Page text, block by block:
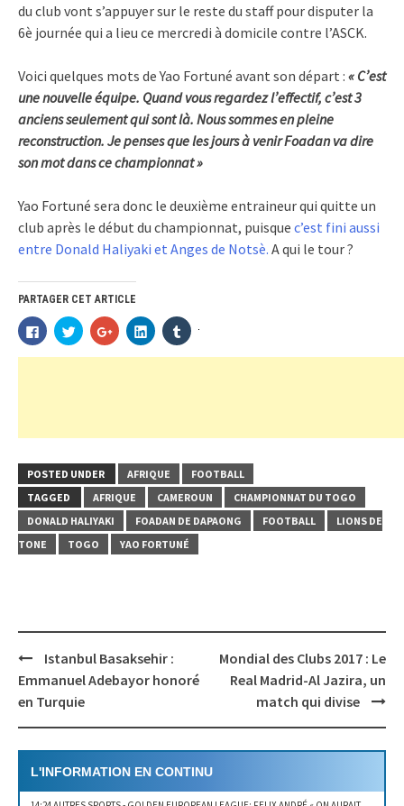
du club vont s’appuyer sur le reste du staff pour disputer la
6è journée qui a lieu ce mercredi à domicile contre l’ASCK.
Voici quelques mots de Yao Fortuné avant son départ : « C’est
une nouvelle équipe. Quand vous regardez l’effectif, c’est 3
anciens seulement qui sont là. Nous sommes en pleine
reconstruction. Je penses que les jours à venir Foadan va dire
son mot dans ce championnat »
Yao Fortuné sera donc le deuxième entraineur qui quitte un
club après le début du championnat, puisque c’est fini aussi
entre Donald Haliyaki et Anges de Notsè. A qui le tour ?
PARTAGER CET ARTICLE
Cliquez
pour
partager
sur
Cliquez
pour
partager
sur
Cliquez
pour
partager
sur
Cliquez
pour
partager
sur
Cliquez
pour
sur
POSTED UNDER AFRIQUE
FOOTBALL
TAGGED
AFRIQUE CAMEROUN
CHAMPIONNAT DU TOGO
DONALD HALIYAKI
FOADAN DE DAPAONG FOOTBALL
LIONS DE
TONE
TOGO YAO FORTUNÉ
Post
navigation
Istanbul Basaksehir :
Emmanuel Adebayor honoré
en Turquie
Mondial des Clubs 2017 : Le
Real Madrid-Al Jazira, un
match qui divise
L'INFORMATION EN CONTINU